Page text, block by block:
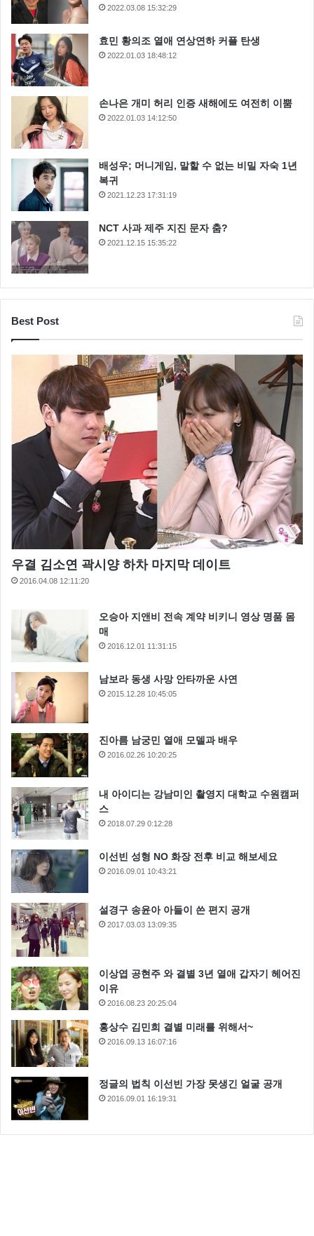
2022.03.08 15:32:29
효민 황의조 열애 연상연하 커플 탄생
2022.01.03 18:48:12
손나은 개미 허리 인증 새해에도 여전히 이뿜
2022.01.03 14:12:50
배성우; 머니게임, 말할 수 없는 비밀 자숙 1년
복귀
2021.12.23 17:31:19
NCT 사과 제주 지진 문자 춤?
2021.12.15 15:35:22
Best Post
우결 김소연 곽시양 하차 마지막 데이트
2016.04.08 12:11:20
오승아 지앤비 전속 계약 비키니 영상 명품 몸
매
2016.12.01 11:31:15
남보라 동생 사망 안타까운 사연
2015.12.28 10:45:05
진아름 남궁민 열애 모델과 배우
2016.02.26 10:20:25
내 아이디는 강남미인 촬영지 대학교 수원캠퍼
스
2018.07.29 0:12:28
이선빈 성형 NO 화장 전후 비교 해보세요
2016.09.01 10:43:21
설경구 송윤아 아들이 쓴 편지 공개
2017.03.03 13:09:35
이상엽 공현주 와 결별 3년 열애 갑자기 헤어진
이유
2016.08.23 20:25:04
홍상수 김민희 결별 미래를 위해서~
2016.09.13 16:07:16
정글의 법칙 이선빈 가장 못생긴 얼굴 공개
2016.09.01 16:19:31